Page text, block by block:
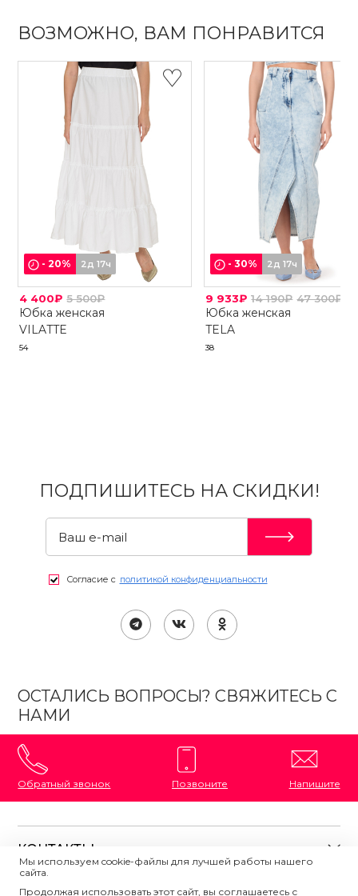
ВОЗМОЖНО, ВАМ ПОНРАВИТСЯ
-20% 2д 17ч
4 400₽ 5 500₽
Юбка женская
VILATTE
54
-30% 2д 17ч
9 933₽ 14 190₽ 47 300₽
Юбка женская
TELA
38
ПОДПИШИТЕСЬ НА СКИДКИ!
Согласие с политикой конфиденциальности
ОСТАЛИСЬ ВОПРОСЫ? СВЯЖИТЕСЬ С
НАМИ
Обратный звонок Позвоните Напишите
КОНТАКТЫ
8 (800) 333-87-72
Мы используем cookie-файлы для лучшей работы нашего
сайта.
Продолжая использовать этот сайт, вы соглашаетесь с